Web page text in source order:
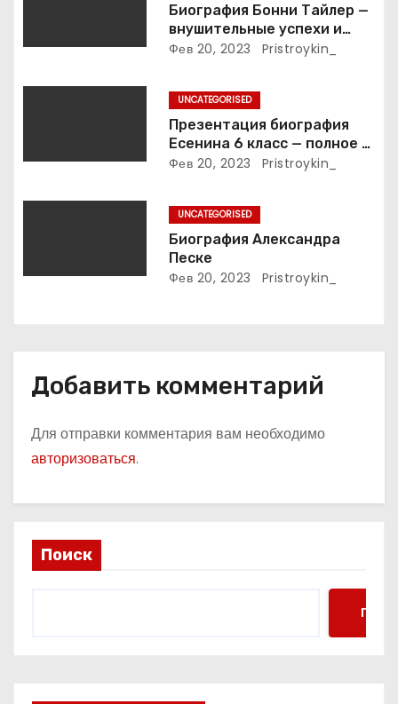
а
п
с
я
Биография Бонни Тайлер —
внушительные успехи и
интимные подробности
Фев 20, 2023 Pristroykin_
UNCATEGORISED
Презентация биография
Есенина 6 класс — полное и
подробное описание жизни
Фев 20, 2023 Pristroykin_
UNCATEGORISED
Биография Александра
Песке
Фев 20, 2023 Pristroykin_
Добавить комментарий
Для отправки комментария вам необходимо
авторизоваться.
Поиск
Поиск